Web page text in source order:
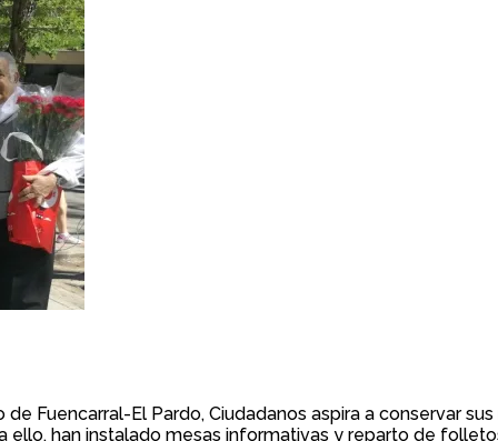
Fuencarral-El Pardo, Ciudadanos aspira a conservar
han instalado mesas informativas y reparto de